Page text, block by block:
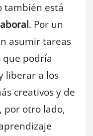
también está
. Por un
asumir tareas
que podría
liberar a los
creativos y de
por otro lado,